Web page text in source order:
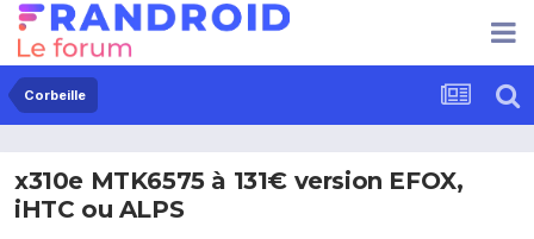
Corbeille
x310e MTK6575 à 131€ version EFOX,
iHTC ou ALPS